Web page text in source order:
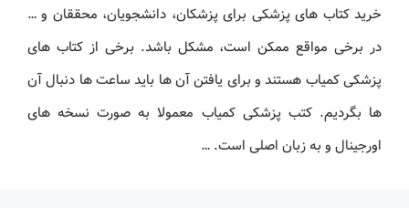
خرید کتاب های پزشکی برای پزشکان، دانشجویان، محققان و …
در برخی مواقع ممکن است، مشکل باشد. برخی از کتاب های
پزشکی کمیاب هستند و برای یافتن آن ها باید ساعت ها دنبال آن
ها بگردیم. کتب پزشکی کمیاب معمولا به صورت نسخه های
اورجینال و به زبان اصلی است. …